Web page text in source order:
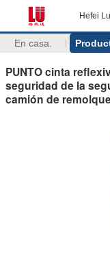
Hefei
En casa.
PUNTO cinta
seguridad de la
camión de